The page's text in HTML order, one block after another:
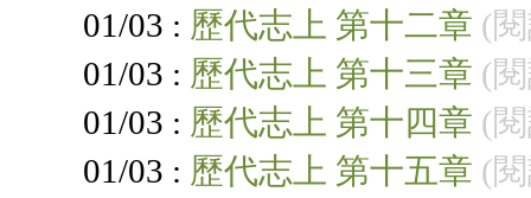
01/03 : 歷代志上 第十二章 (
01/03 : 歷代志上 第十三章 (
01/03 : 歷代志上 第十四章 (
01/03 : 歷代志上 第十五章 (